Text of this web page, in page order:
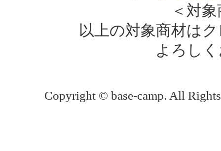
＜対
以上の対象商材は
よろし
Copyright © base-camp. All